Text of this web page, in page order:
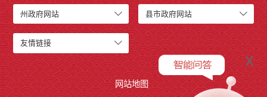
州政府网站 县市政府网站
友情链接
网站地图
x